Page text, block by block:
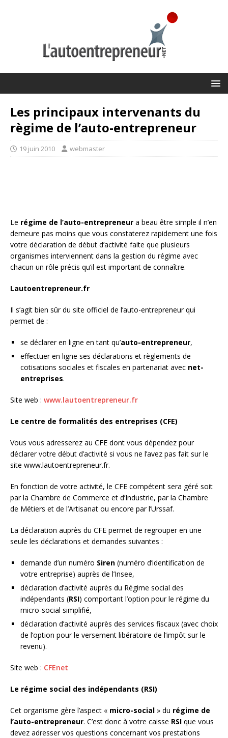
Les principaux intervenants du
règime de l’auto-entrepreneur
19 juin 2010 webmaster
Le régime de l’auto-entrepreneur a beau être simple il n’en
demeure pas moins que vous constaterez rapidement une fois
votre déclaration de début d’activité faite que plusieurs
organismes interviennent dans la gestion du régime avec
chacun un rôle précis qu’il est important de connaître.
Lautoentrepreneur.fr
Il s’agit bien sûr du site officiel de l’auto-entrepreneur qui
permet de :
se déclarer en ligne en tant qu’auto-entrepreneur,
effectuer en ligne ses déclarations et règlements de
cotisations sociales et fiscales en partenariat avec net-
entreprises.
Site web : www.lautoentrepreneur.fr
Le centre de formalités des entreprises (CFE)
Vous vous adresserez au CFE dont vous dépendez pour
déclarer votre début d’activité si vous ne l’avez pas fait sur le
site www.lautoentrepreneur.fr.
En fonction de votre activité, le CFE compétent sera géré soit
par la Chambre de Commerce et d’Industrie, par la Chambre
de Métiers et de l’Artisanat ou encore par l’Urssaf.
La déclaration auprès du CFE permet de regrouper en une
seule les déclarations et demandes suivantes :
demande d’un numéro Siren (numéro d’identification de
votre entreprise) auprès de l’Insee,
déclaration d’activité auprès du Régime social des
indépendants (RSI) comportant l’option pour le régime du
micro-social simplifié,
déclaration d’activité auprès des services fiscaux (avec choix
de l’option pour le versement libératoire de l’impôt sur le
revenu).
Site web : CFEnet
Le régime social des indépendants (RSI)
Cet organisme gère l’aspect « micro-social » du régime de
l’auto-entrepreneur. C’est donc à votre caisse RSI que vous
devez adresser vos questions concernant vos prestations